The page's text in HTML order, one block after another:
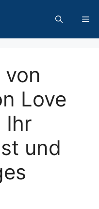
von
Love
Ihr
und